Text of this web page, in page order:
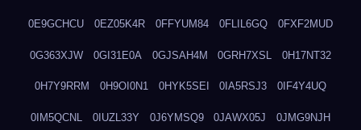
0E9GCHCU 0EZ05K4R 0FFYUM84 0FLIL6GQ 0FXF2MUD
0G363XJW 0GI31E0A 0GJSAH4M 0GRH7XSL 0H17NT32
0H7Y9RRM 0H9OI0N1 0HYK5SEI 0IA5RSJ3 0IF4Y4UQ
0IM5QCNL 0IUZL33Y 0J6YMSQ9 0JAWX05J 0JMG9NJH